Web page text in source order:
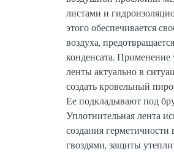
листами и
этого обеспечивается
воздуха,
конденсата. Применение
ленты актуально в
создать кровельный
Ее подкладывают под
Уплотнительная лента
создания герметичности
гвоздями, защиты